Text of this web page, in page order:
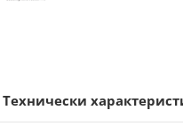
Технически